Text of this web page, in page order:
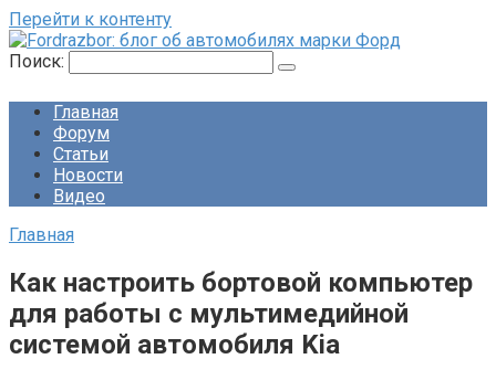
Перейти к контенту
Поиск:
Главная
Форум
Статьи
Новости
Видео
Главная
Как настроить бортовой компьютер
для работы с мультимедийной
системой автомобиля Kia